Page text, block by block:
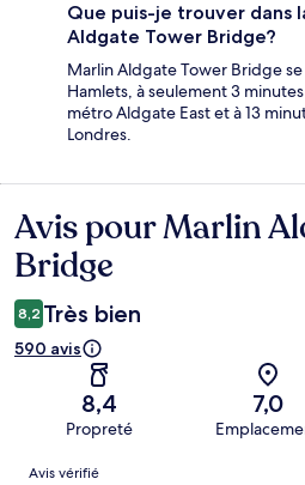
Que puis-je trouver dans
Aldgate Tower Bridge?
Marlin Aldgate Tower Bridge
Hamlets, à seulement 3
métro Aldgate East et à 13
Londres.
Avis
Avis pour Marlin
Bridge
8,2 Très bien
590 avis
8,4
Propreté
7,0
Avis
Avis vérifié